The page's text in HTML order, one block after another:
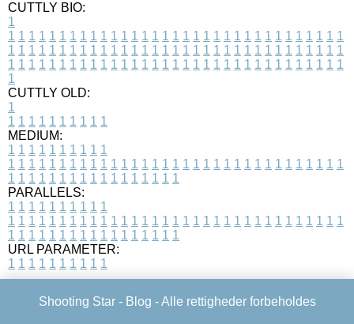
CUTTLY BIO:
1
1 1 1 1 1 1 1 1 1 1 1 1 1 1 1 1 1 1 1 1 1 1 1 1 1 1 1 1 1 1 1 1 1
1 1 1 1 1 1 1 1 1 1 1 1 1 1 1 1 1 1 1 1 1 1 1 1 1 1 1 1 1 1 1 1 1
1 1 1 1 1 1 1 1 1 1 1 1 1 1 1 1 1 1 1 1 1 1 1 1 1 1 1 1 1 1 1 1 1
1
CUTTLY OLD:
1
1 1 1 1 1 1 1 1 1 1
MEDIUM:
1 1 1 1 1 1 1 1 1 1
1 1 1 1 1 1 1 1 1 1 1 1 1 1 1 1 1 1 1 1 1 1 1 1 1 1 1 1 1 1 1 1 1
1 1 1 1 1 1 1 1 1 1 1 1 1 1 1 1 1
PARALLELS:
1 1 1 1 1 1 1 1 1 1
1 1 1 1 1 1 1 1 1 1 1 1 1 1 1 1 1 1 1 1 1 1 1 1 1 1 1 1 1 1 1 1 1
1 1 1 1 1 1 1 1 1 1 1 1 1 1 1 1 1
URL PARAMETER:
1 1 1 1 1 1 1 1 1 1
Shooting Star - Blog - Alle rettigheder forbeholdes